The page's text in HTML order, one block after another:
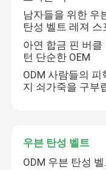
여자들 피혁 벨트
사람들의 피혁 벨
남자들을 위한 우
탄성 벨트 레져 스
아연 합금 핀 버
턴 단순한 OEM
ODM 사람들의
지 쇠가죽을 구부
우븐 탄성 벨트
ODM 우븐 탄성